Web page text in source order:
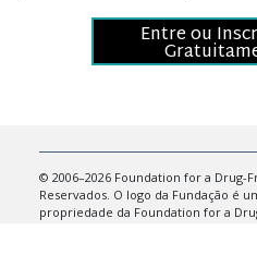
Entre ou
© 2006–2026 Foundation for a Drug-
Reservados. O logo da Fundação é
propriedade da Foundation for a